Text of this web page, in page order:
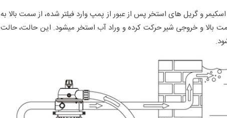
و گریل های استخر پس از عبور از پمپ وارد فیلتر شده، از سمت بالا به
بالا و خروجی شیر حرکت کرده و وراد آب استخر میشود. این حالت، حالت